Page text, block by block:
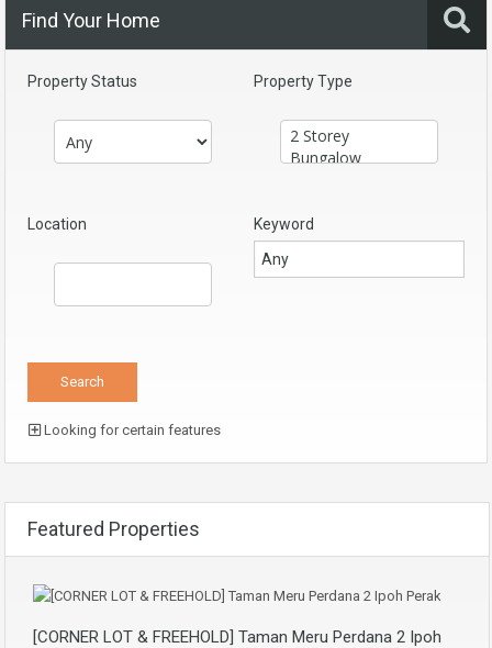
Find Your Home
Property Status Property Type
Location Keyword
Looking for certain features
Featured Properties
[CORNER LOT & FREEHOLD] Taman Meru Perdana 2 Ipoh